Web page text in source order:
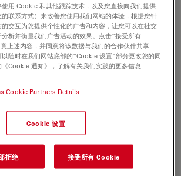
信息
用 Cookie 和其他跟踪技术，以及您直接向我们提供
联系方式）来改善您使用我们网站的体验，根据您针
交互为您提供个性化的广告和内容，让您可以在社交
析并衡量我们广告活动的效果。点击“接受所有
上述内容，并同意将该数据与我们的合作伙伴共享
以随时在我们网站底部的“Cookie 设置”部分更改您的同
Cookie 通知》，了解有关我们实践的更多信息
Cookie Partners Details
Cookie 设置
拒绝 接受所有 Cookie